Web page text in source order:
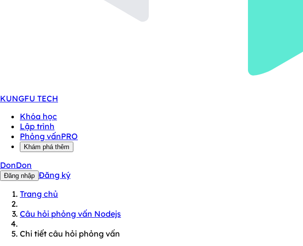
KUNGFU TECH
Khóa học
Lập trình
Phỏng vấnPRO
Khám phá thêm
DonDon
Đăng nhập Đăng ký
Trang chủ
Câu hỏi phỏng vấn Nodejs
Chi tiết câu hỏi phỏng vấn